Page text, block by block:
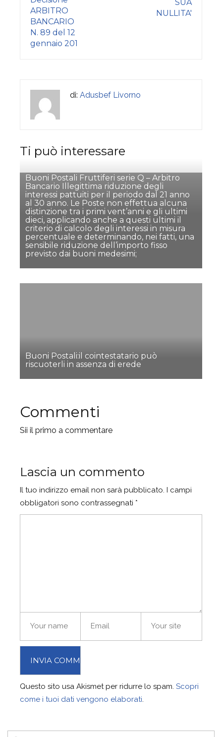
ARBITRO
BANCARIO
N. 89 del 12
gennaio 201
SUA
NULLITA'
di: Adusbef Livorno
Ti può interessare
Buoni Postali Fruttiferi serie Q – Arbitro
Bancario Illegittima riduzione degli
interessi pattuiti per il periodo dal 21 anno
al 30 anno. Le Poste non effettua alcuna
distinzione tra i primi vent’anni e gli ultimi
dieci, applicando anche a questi ultimi il
criterio di calcolo degli interessi in misura
percentuale e determinando, nei fatti, una
sensibile riduzione dell’importo fisso
previsto dai buoni medesimi;
Buoni Postali:il cointestatario può
riscuoterli in assenza di erede
Commenti
Sii il primo a commentare
Lascia un commento
Il tuo indirizzo email non sarà pubblicato. I campi
obbligatori sono contrassegnati *
Questo sito usa Akismet per ridurre lo spam. Scopri
come i tuoi dati vengono elaborati.
Ricerca